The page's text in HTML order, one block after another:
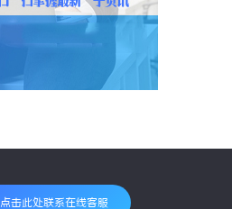
点击此处联系在线客服